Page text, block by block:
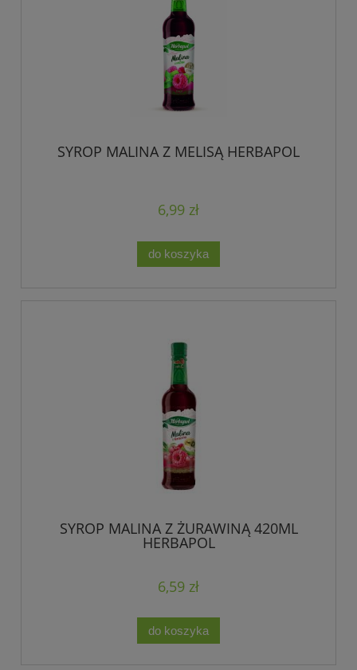
SYROP MALINA Z MELISĄ HERBAPOL
6,99 zł
do koszyka
SYROP MALINA Z ŻURAWINĄ 420ML
HERBAPOL
6,59 zł
do koszyka